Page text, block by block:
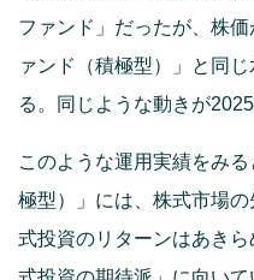
ファンド」だったが、株
ァンド（積極型）」と同
る。同じような動きが
このような運用実績をみ
極型）」には、株式市場
式投資のリターンはあき